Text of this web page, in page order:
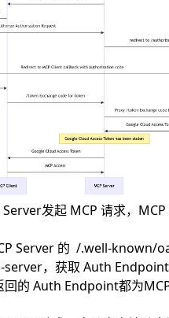
发起 MCP 请求，MCP
Server 的 /.well-known/
，获取 Auth Endpoint
回的 Auth Endpoint都为